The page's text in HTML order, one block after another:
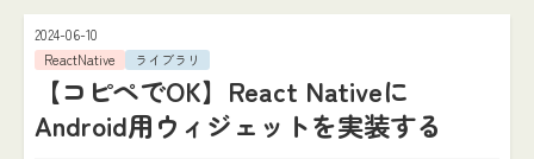
2024-06-10
ReactNative
ライブラリ
【コピペでOK】React Nativeに
Android用ウィジェットを実装する